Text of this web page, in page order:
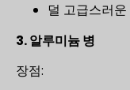
덜 고급스러
3. 알루미늄 병
장점: